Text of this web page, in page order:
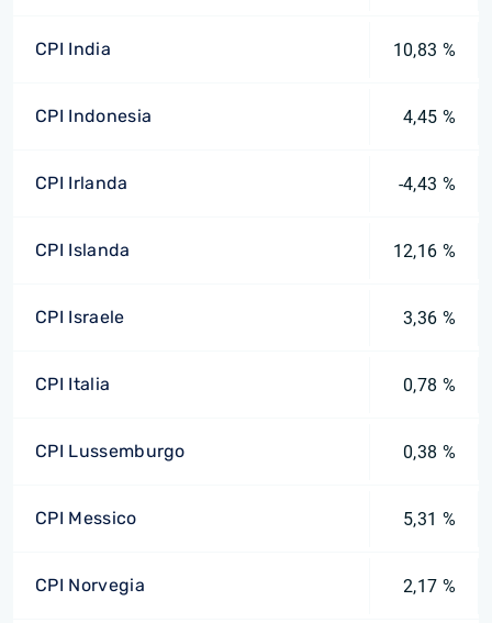
CPI India 10,83 %
CPI Indonesia 4,45 %
CPI Irlanda -4,43 %
CPI Islanda 12,16 %
CPI Israele 3,36 %
CPI Italia 0,78 %
CPI Lussemburgo 0,38 %
CPI Messico 5,31 %
CPI Norvegia 2,17 %